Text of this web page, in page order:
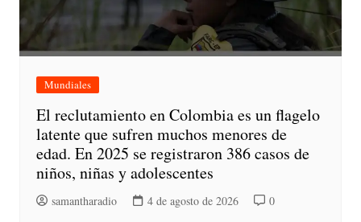
Mundiales
El reclutamiento en Colombia es un flagelo
latente que sufren muchos menores de
edad. En 2025 se registraron 386 casos de
niños, niñas y adolescentes
samantharadio 4 de agosto de 2026 0